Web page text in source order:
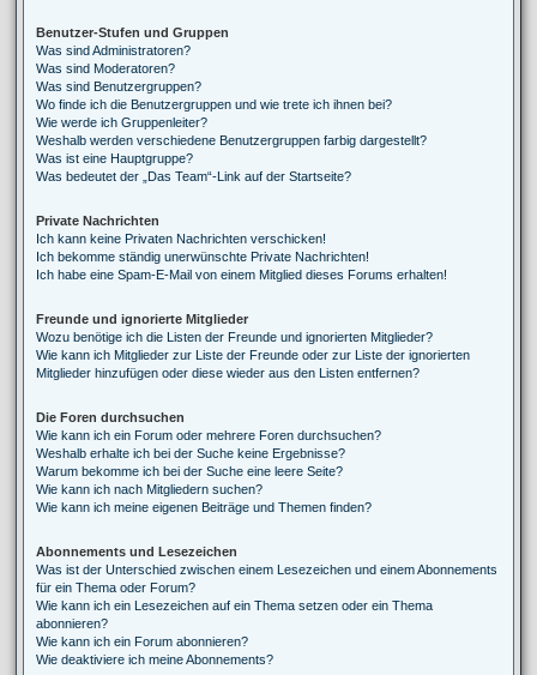
Benutzer-Stufen und Gruppen
Was sind Administratoren?
Was sind Moderatoren?
Was sind Benutzergruppen?
Wo finde ich die Benutzergruppen und wie trete ich ihnen bei?
Wie werde ich Gruppenleiter?
Weshalb werden verschiedene Benutzergruppen farbig dargestellt?
Was ist eine Hauptgruppe?
Was bedeutet der „Das Team“-Link auf der Startseite?
Private Nachrichten
Ich kann keine Privaten Nachrichten verschicken!
Ich bekomme ständig unerwünschte Private Nachrichten!
Ich habe eine Spam-E-Mail von einem Mitglied dieses Forums erhalten!
Freunde und ignorierte Mitglieder
Wozu benötige ich die Listen der Freunde und ignorierten Mitglieder?
Wie kann ich Mitglieder zur Liste der Freunde oder zur Liste der ignorierten
Mitglieder hinzufügen oder diese wieder aus den Listen entfernen?
Die Foren durchsuchen
Wie kann ich ein Forum oder mehrere Foren durchsuchen?
Weshalb erhalte ich bei der Suche keine Ergebnisse?
Warum bekomme ich bei der Suche eine leere Seite?
Wie kann ich nach Mitgliedern suchen?
Wie kann ich meine eigenen Beiträge und Themen finden?
Abonnements und Lesezeichen
Was ist der Unterschied zwischen einem Lesezeichen und einem Abonnements
für ein Thema oder Forum?
Wie kann ich ein Lesezeichen auf ein Thema setzen oder ein Thema
abonnieren?
Wie kann ich ein Forum abonnieren?
Wie deaktiviere ich meine Abonnements?